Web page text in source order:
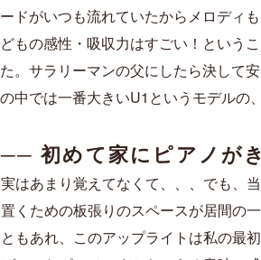
ドがいつも流れていたからメロディ
もの感性・吸収力はすごい！という
。サラリーマンの父にしたら決して
では一番大きいU1というモデルの
── 初めて家にピアノが
実はあまり覚えてなくて、、、でも、
置くための板張りのスペースが居間の
ともあれ、このアップライトは私の最